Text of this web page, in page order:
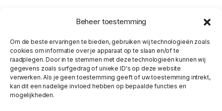
Beheer toestemming
Om de beste ervaringen te bieden, gebruiken wij technologieën zoals
cookies om informatie over je apparaat op te slaan en/of te
raadplegen. Door in te stemmen met deze technologieën kunnen wij
gegevens zoals surfgedrag of unieke ID's op deze website
verwerken. Als je geen toestemming geeft of uw toestemming intrekt,
kan dit een nadelige invloed hebben op bepaalde functies en
mogelijkheden.